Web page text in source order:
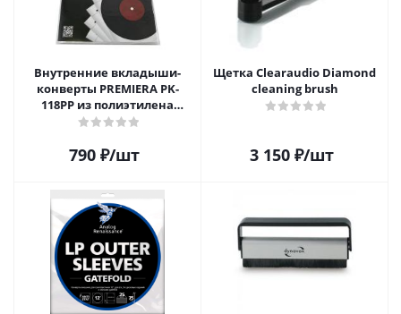
Внутренние вкладыши-
конверты PREMIERA PK-
118PP из полиэтилена
высокой плотности для 12"
шт.
790 ₽/шт
Щетка Clearaudio Diamond
cleaning brush
3 150₽/шт